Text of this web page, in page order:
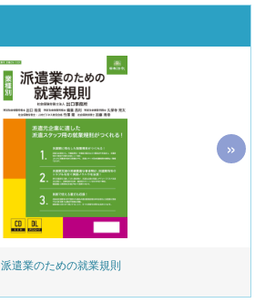
派遣業のための就業規則
»